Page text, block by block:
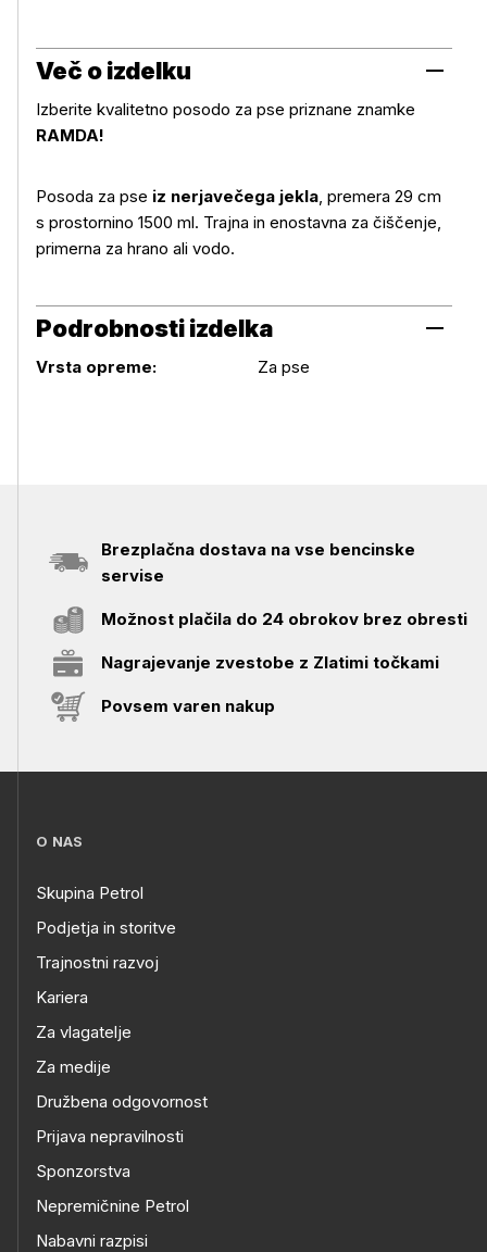
Več o izdelku
Več o izdelku
Izberite kvalitetno posodo za pse priznane znamke
RAMDA!
Posoda za pse iz nerjavečega jekla, premera 29 cm
s prostornino 1500 ml. Trajna in enostavna za čiščenje,
primerna za hrano ali vodo.
Podrobnosti izdelka
Podrobnosti izdelka
Vrsta opreme: Za pse
Brezplačna dostava na vse bencinske
servise
Možnost plačila do 24 obrokov brez obresti
Nagrajevanje zvestobe z Zlatimi točkami
Povsem varen nakup
O NAS
Skupina Petrol
Podjetja in storitve
Trajnostni razvoj
Kariera
Za vlagatelje
Za medije
Družbena odgovornost
Prijava nepravilnosti
Sponzorstva
Nepremičnine Petrol
Nabavni razpisi